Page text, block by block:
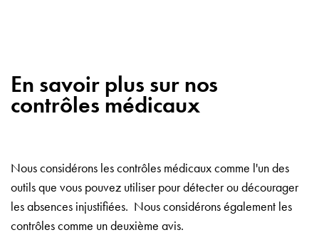
En savoir plus sur nos
contrôles médicaux
Nous considérons les contrôles médicaux comme l'un des
outils que vous pouvez utiliser pour détecter ou décourager
les absences injustifiées. Nous considérons également les
contrôles comme un deuxième avis.